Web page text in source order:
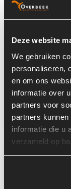
Deze website
We gebruiken
personaliseren,
en om ons
informatie over
partners voor
partners
informatie die u
verzameld op
Informatie
Locatie:
Past op de
Land: